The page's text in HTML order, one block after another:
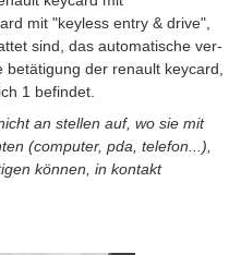
mit "keyless entry & drive",
sind, das automatische ver-
der renault keycard,
1 befindet.
an stellen auf, wo sie mit
(computer, pda, telefon...),
können, in kontakt